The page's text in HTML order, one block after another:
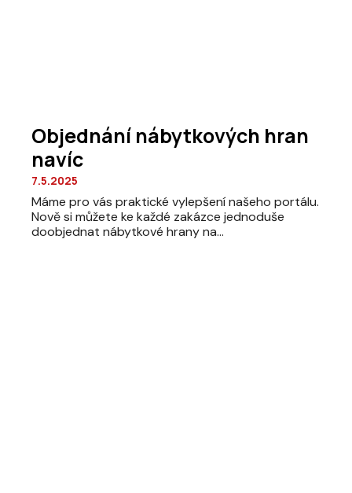
Objednání nábytkových hran
navíc
7.5.2025
Máme pro vás praktické vylepšení našeho portálu.
Nově si můžete ke každé zakázce jednoduše
doobjednat nábytkové hrany na...